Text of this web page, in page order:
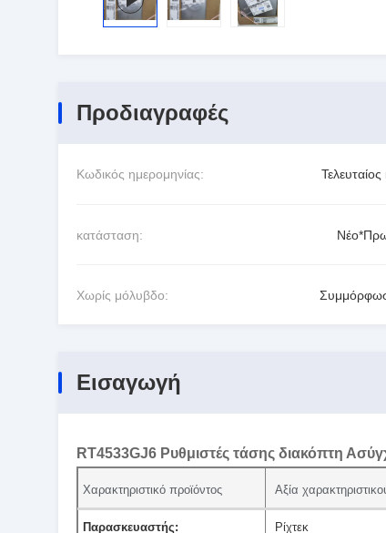
Προδιαγραφές
Κωδικός ημερομηνίας:
κατάσταση:
Χωρίς μόλυβδο:
Εισαγωγή
RT4533GJ6 Ρυθμιστές τάσης διακόπτη
Χαρακτηριστικό προϊόντος Αξία
Παρασκευαστής: Ρίχτεκ